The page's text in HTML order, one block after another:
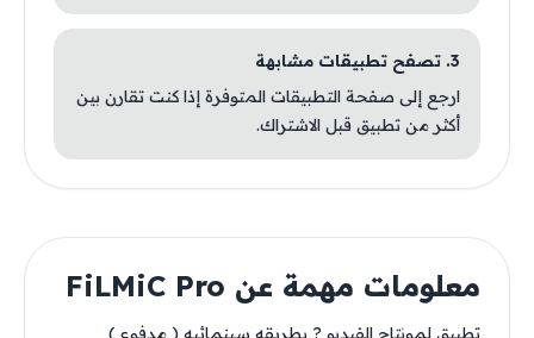
3. تصفح تطبيقات مشابهة
ارجع إلى صفحة التطبيقات المتوفرة إذا كنت تقارن بين
أكثر من تطبيق قبل الاشتراك.
معلومات مهمة عن FiLMiC Pro
تطبيق لمونتاج الفيديو ? بطريقه سينمائيه ( مدفوع )